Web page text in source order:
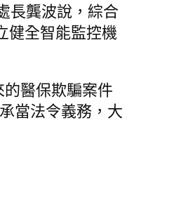
長龔波說，綜合
健全智能監控機
醫保欺騙案件
當法令義務，大